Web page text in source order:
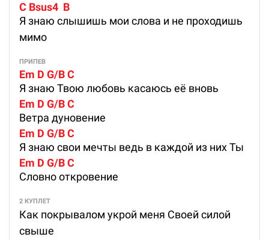
C Bsus4  B
Я знаю слышишь мои слова и не проходишь
мимо
ПРИПЕВ
Em D G/B C
Я знаю Твою любовь касаюсь её вновь
Em D G/B C
Ветра дуновение
Em D G/B C
Я знаю свои мечты ведь в каждой из них Ты
Em D G/B C
Словно откровение
2 КУПЛЕТ
Как покрывалом укрой меня Своей силой
свыше